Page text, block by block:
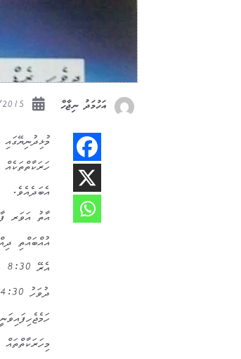
އަހުމަދު ނިޖާހް
އެބަދެއެވެ.
އުއްބައްތި
ހަމެޖެހިފައިވަނީ